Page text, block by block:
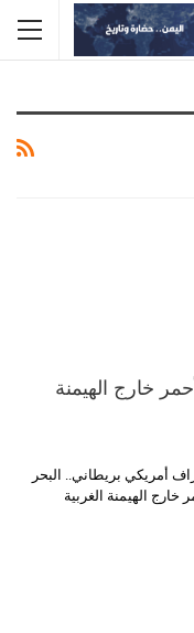
خارج الهيمنة
أمريكي بريطاني.. البحر
خارج الهيمنة الغربية